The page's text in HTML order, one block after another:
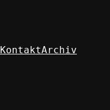
KontaktArchiv